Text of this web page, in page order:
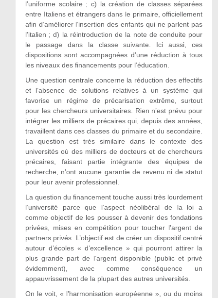
l’uniforme scolaire ; c) la création de classes séparées
entre Italiens et étrangers dans le primaire, officiellement
afin d’améliorer l’insertion des enfants qui ne parlent pas
l’italien ; d) la réintroduction de la note de conduite pour
le passage dans la classe suivante. Ici aussi, ces
dispositions sont accompagnées d’une réduction à tous
les niveaux des financements pour l’éducation.
Une question centrale concerne la réduction des effectifs
et l’absence de solutions relatives à un système qui
favorise un régime de précarisation extrême, surtout
pour les chercheurs universitaires. Rien n’est prévu pour
intégrer les milliers de précaires qui, depuis des années,
travaillent dans ces classes du primaire et du secondaire.
La question est très similaire dans le contexte des
universités où des milliers de docteurs et de chercheurs
précaires, faisant partie intégrante des équipes de
recherche, n’ont aucune garantie de revenu ni de statut
pour leur avenir professionnel.
La question du financement touche aussi très lourdement
l’université parce que l’aspect néolibéral de la loi a
comme objectif de les pousser à devenir des fondations
privées, mises en compétition pour toucher l’argent de
partners privés. L’objectif est de créer un dispositif centré
autour d’écoles « d’excellence » qui pourront attirer la
plus grande part de l’argent disponible (public et privé
évidemment), avec comme conséquence un
appauvrissement de la plupart des autres universités.
On le voit, « l’harmonisation européenne », ou du moins